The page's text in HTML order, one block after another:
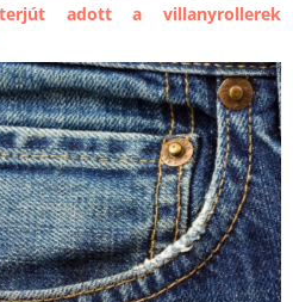
adott a villanyrollerek